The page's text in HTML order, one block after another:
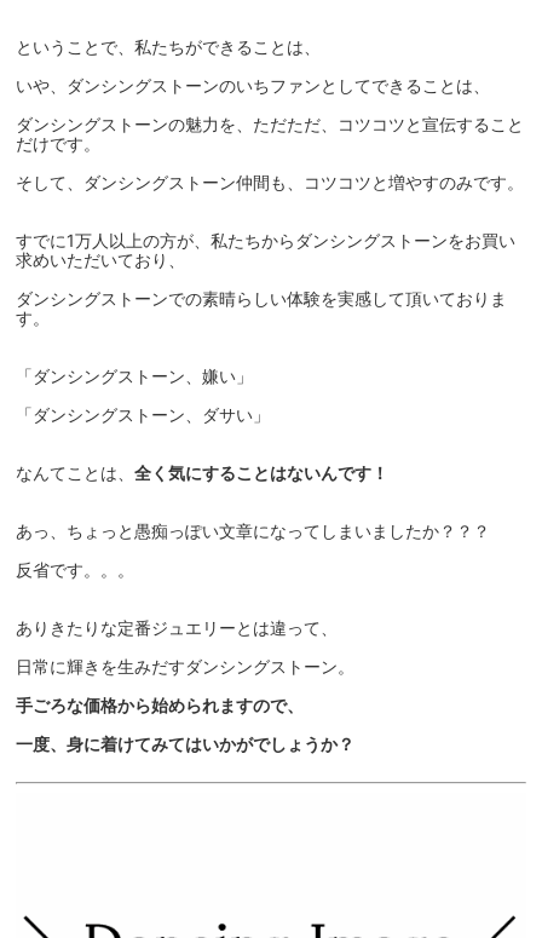
ということで、私たちができることは、
いや、ダンシングストーンのいちファンとしてできることは、
ダンシングストーンの魅力を、ただただ、コツコツと宣伝すること
だけです。
そして、ダンシングストーン仲間も、コツコツと増やすのみです。
すでに1万人以上の方が、私たちからダンシングストーンをお買い
求めいただいており、
ダンシングストーンでの素晴らしい体験を実感して頂いておりま
す。
「ダンシングストーン、嫌い」
「ダンシングストーン、ダサい」
なんてことは、全く気にすることはないんです！
あっ、ちょっと愚痴っぽい文章になってしまいましたか？？？
反省です。。。
ありきたりな定番ジュエリーとは違って、
日常に輝きを生みだすダンシングストーン。
手ごろな価格から始められますので、
一度、身に着けてみてはいかがでしょうか？